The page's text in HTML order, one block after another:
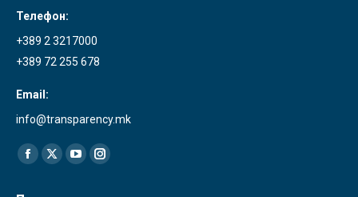
Телефон:
+389 2 3217000
+389 72 255 678
Email:
info@transparency.mk
Find us on:
Facebook
X
YouTubeInstagram